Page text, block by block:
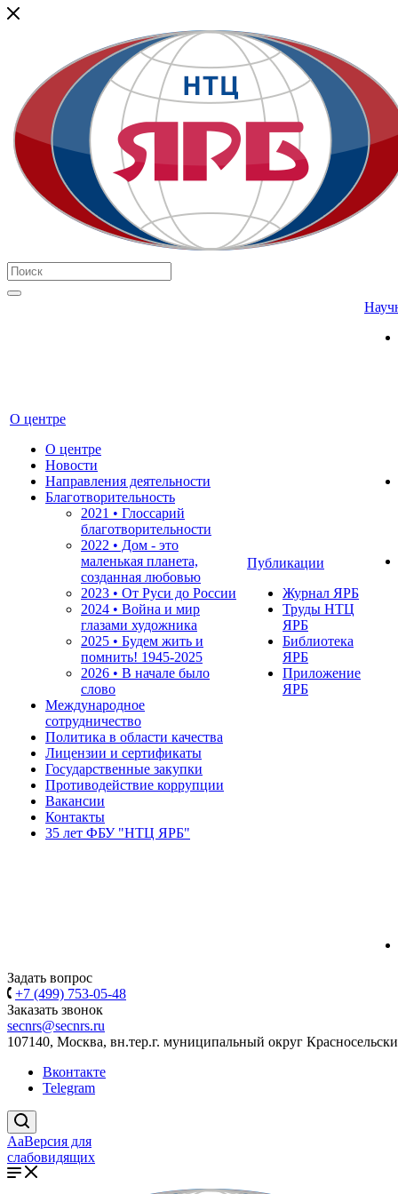
О центре
О центре
Новости
Направления деятельности
Благотворительность
2021 • Глоссарий
благотворительности
2022 • Дом - это
маленькая планета,
созданная любовью
2023 • От Руси до России
2024 • Война и мир
глазами художника
2025 • Будем жить и
помнить! 1945-2025
2026 • В начале было
слово
Международное
сотрудничество
Политика в области качества
Лицензии и сертификаты
Государственные закупки
Противодействие коррупции
Вакансии
Контакты
35 лет ФБУ "НТЦ ЯРБ"
Публикации
Журнал ЯРБ
Труды НТЦ
ЯРБ
Библиотека
ЯРБ
Приложение
ЯРБ
Задать вопрос
+7 (499) 753-05-48
Заказать звонок
secnrs@secnrs.ru
107140, Москва, вн.тер.г. муниципальный округ
Вконтакте
Telegram
AaВерсия для
слабовидящих